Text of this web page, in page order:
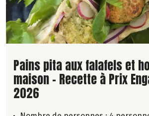
Lire la suite de la recette
Pains pita aux falafels et
maison - Recette à Prix
2026